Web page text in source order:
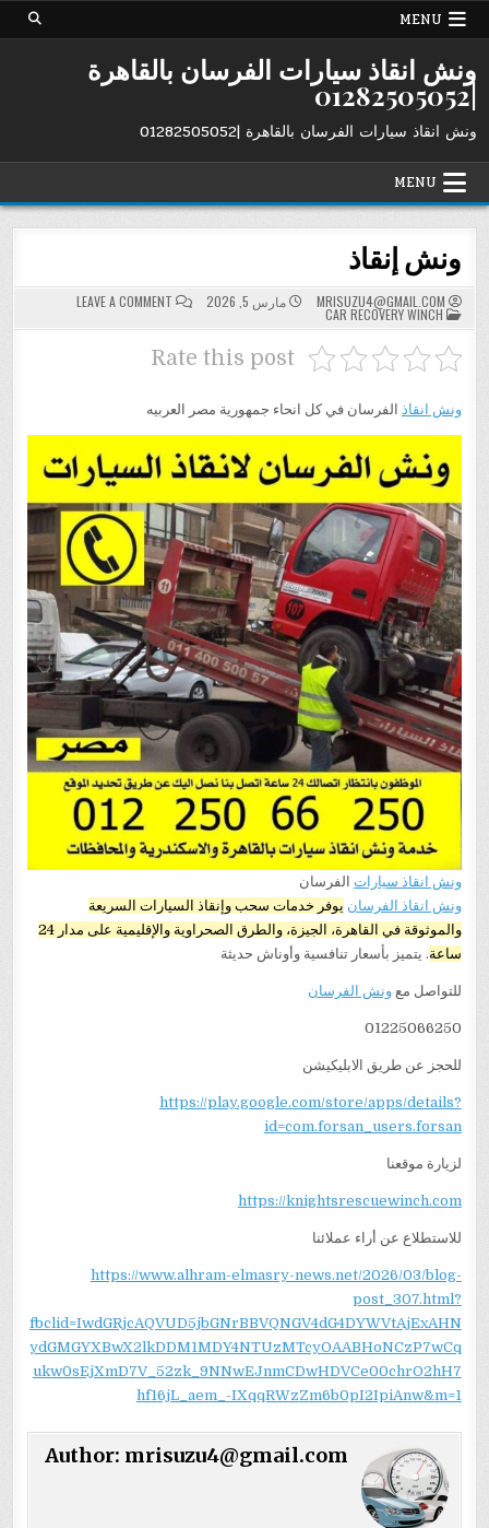
Skip
MENU
ونش انقاذ سيارات الفرسان بالقاهرة
|01282505052
ونش انقاذ سيارات الفرسان بالقاهرة |01282505052
MENU
ونش إنقاذ
MRISUZU4@GMAIL.COM مارس 5, 2026 LEAVE A COMMENT
ON
ونش
إنقاذ
POSTED
IN
CAR RECOVERY WINCH
Rate this post
ونش انقاذ الفرسان في كل انحاء جمهورية مصر العربيه
ونش انقاذ سيارات الفرسان
ونش انقاذ الفرسان يوفر خدمات سحب وإنقاذ السيارات السريعة
والموثوقة في القاهرة، الجيزة، والطرق الصحراوية والإقليمية على مدار 24
ساعة. يتميز بأسعار تنافسية وأوناش حديثة
للتواصل معونش الفرسان
01225066250
للحجز عن طريق الابليكيشن
https://play.google.com/store/apps/details?
id=com.forsan_users.forsan
لزيارة موقعنا
https://knightsrescuewinch.com
للاستطلاع عن أراء عملائنا
https://www.alhram-elmasry-news.net/2026/03/blog-
post_307.html?
fbclid=IwdGRjcAQVUD5jbGNrBBVQNGV4dG4DYWVtAjExAHN
ydGMGYXBwX2lkDDM1MDY4NTUzMTcyOAABHoNCzP7wCq
ukw0sEjXmD7V_52zk_9NNwEJnmCDwHDVCe00chrO2hH7
hf16jL_aem_-IXqqRWzZm6b0pI2IpiAnw&m=1
Author: mrisuzu4@gmail.com